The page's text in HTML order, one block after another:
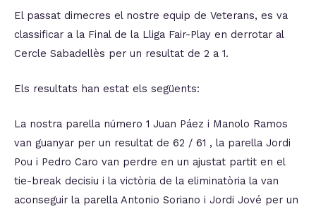
El passat dimecres el nostre equip de Veterans, es va
classificar a la Final de la Lliga Fair-Play en derrotar al
Cercle Sabadellès per un resultat de 2 a 1.
Els resultats han estat els següents:
La nostra parella número 1 Juan Páez i Manolo Ramos
van guanyar per un resultat de 62 / 61 , la parella Jordi
Pou i Pedro Caro van perdre en un ajustat partit en el
tie-break decisiu i la victòria de la eliminatòria la van
aconseguir la parella Antonio Soriano i Jordi Jové per un